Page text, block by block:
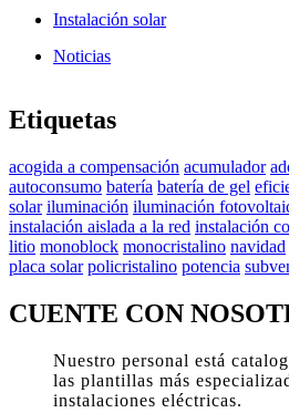
Instalación solar
Noticias
Etiquetas
acogida a compensación acumulador
autoconsumo batería batería de gel
solar iluminación iluminación
instalación aislada a la red instalación
litio monoblock monocristalino navidad
placa solar policristalino potencia
CUENTE CON
Nuestro personal está
las plantillas más
instalaciones eléctricas.